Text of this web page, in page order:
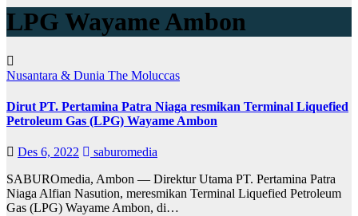
LPG Wayame Ambon
Nusantara & Dunia The Moluccas
Dirut PT. Pertamina Patra Niaga resmikan Terminal Liquefied
Petroleum Gas (LPG) Wayame Ambon
Des 6, 2022
saburomedia
SABUROmedia, Ambon — Direktur Utama PT. Pertamina Patra
Niaga Alfian Nasution, meresmikan Terminal Liquefied Petroleum
Gas (LPG) Wayame Ambon, di…